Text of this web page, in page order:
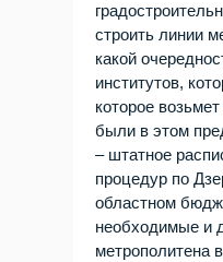
строить линии
какой
институтов,
которое
были в этом
– штатное
процедур по
областном
необходимые и
метрополитена